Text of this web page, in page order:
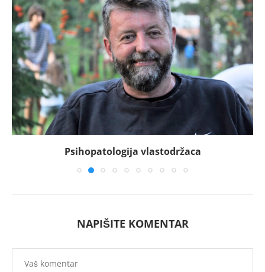
Psihopatologija vlastodržaca
NAPIŠITE KOMENTAR